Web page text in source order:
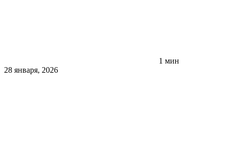
1 мин
28 января, 2026